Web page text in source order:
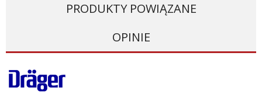
PRODUKTY POWIĄZANE
OPINIE